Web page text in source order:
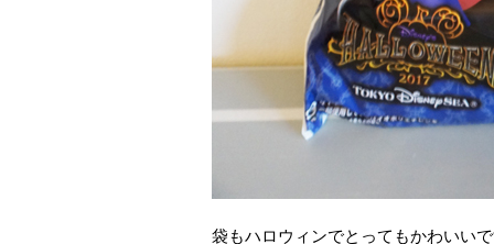
袋もハロウィンでとってもかわいい